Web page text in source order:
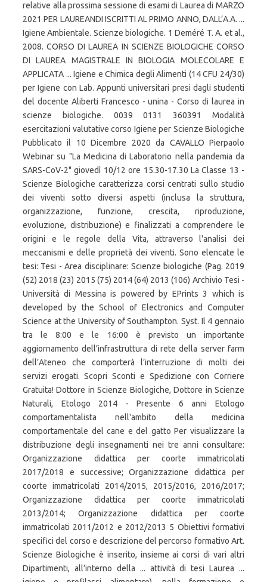
relative alla prossima sessione di esami di Laurea di MARZO
2021 PER LAUREANDI ISCRITTI AL PRIMO ANNO, DALL’A.A. ...
Igiene Ambientale. Scienze biologiche. 1 Deméré T. A. et al.,
2008. CORSO DI LAUREA IN SCIENZE BIOLOGICHE CORSO
DI LAUREA MAGISTRALE IN BIOLOGIA MOLECOLARE E
APPLICATA ... Igiene e Chimica degli Alimenti (14 CFU 24/30)
per Igiene con Lab. Appunti universitari presi dagli studenti
del docente Aliberti Francesco - unina - Corso di laurea in
scienze biologiche. 0039 0131 360391 Modalità
esercitazioni valutative corso Igiene per Scienze Biologiche
Pubblicato il 10 Dicembre 2020 da CAVALLO Pierpaolo
Webinar su "La Medicina di Laboratorio nella pandemia da
SARS-CoV-2" giovedì 10/12 ore 15.30-17.30 La Classe 13 -
Scienze Biologiche caratterizza corsi centrati sullo studio
dei viventi sotto diversi aspetti (inclusa la struttura,
organizzazione, funzione, crescita, riproduzione,
evoluzione, distribuzione) e finalizzati a comprendere le
origini e le regole della Vita, attraverso l'analisi dei
meccanismi e delle proprietà dei viventi. Sono elencate le
tesi: Tesi - Area disciplinare: Scienze biologiche (Pag. 2019
(52) 2018 (23) 2015 (75) 2014 (64) 2013 (106) Archivio Tesi -
Università di Messina is powered by EPrints 3 which is
developed by the School of Electronics and Computer
Science at the University of Southampton. Syst. Il 4 gennaio
tra le 8:00 e le 16:00 è previsto un importante
aggiornamento dell’infrastruttura di rete della server farm
dell’Ateneo che comporterà l’interruzione di molti dei
servizi erogati. Scopri Sconti e Spedizione con Corriere
Gratuita! Dottore in Scienze Biologiche, Dottore in Scienze
Naturali, Etologo 2014 - Presente 6 anni Etologo
comportamentalista nell'ambito della medicina
comportamentale del cane e del gatto Per visualizzare la
distribuzione degli insegnamenti nei tre anni consultare:
Organizzazione didattica per coorte immatricolati
2017/2018 e successive; Organizzazione didattica per
coorte immatricolati 2014/2015, 2015/2016, 2016/2017;
Organizzazione didattica per coorte immatricolati
2013/2014; Organizzazione didattica per coorte
immatricolati 2011/2012 e 2012/2013 5 Obiettivi formativi
specifici del corso e descrizione del percorso formativo Art.
Scienze Biologiche è inserito, insieme ai corsi di vari altri
Dipartimenti, all’interno della ... attività di tesi Laurea ...